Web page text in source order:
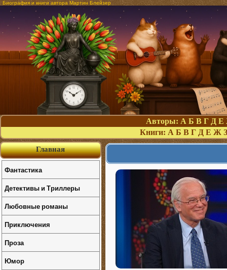
Биография и книги автора Мартин Блейзер
Авторы: А Б В Г Д Е
Книги: А Б В Г Д Е Ж З
Главная
Фантастика
Детективы и Триллеры
Любовные романы
Приключения
Проза
Юмор